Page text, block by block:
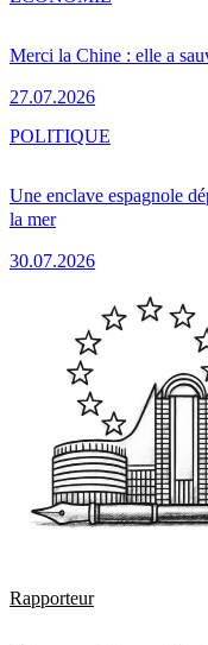
Merci la Chine : elle a
27.07.2026
Une enclave espagnole
la mer
30.07.2026
POLITIQUE
Rapporteur